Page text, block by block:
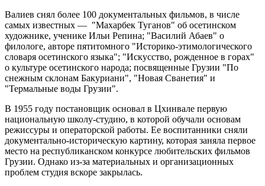
Валиев снял более 100 документальных фильмов, в числе
самых известных — "Махарбек Туганов" об осетинском
художнике, ученике Ильи Репина; "Василий Абаев" о
филологе, авторе пятитомного "Историко-этимологического
словаря осетинского языка"; "Искусство, рожденное в горах"
о культуре осетинского народа; посвященные Грузии "По
снежным склонам Бакуриани", "Новая Сванетия" и
"Термальные воды Грузии".
В 1955 году постановщик основал в Цхинвале первую
национальную школу-студию, в которой обучали основам
режиссуры и операторской работы. Ее воспитанники сняли
документально-историческую картину, которая заняла первое
место на республиканском конкурсе любительских фильмов
Грузии. Однако из-за материальных и организационных
проблем студия вскоре закрылась.